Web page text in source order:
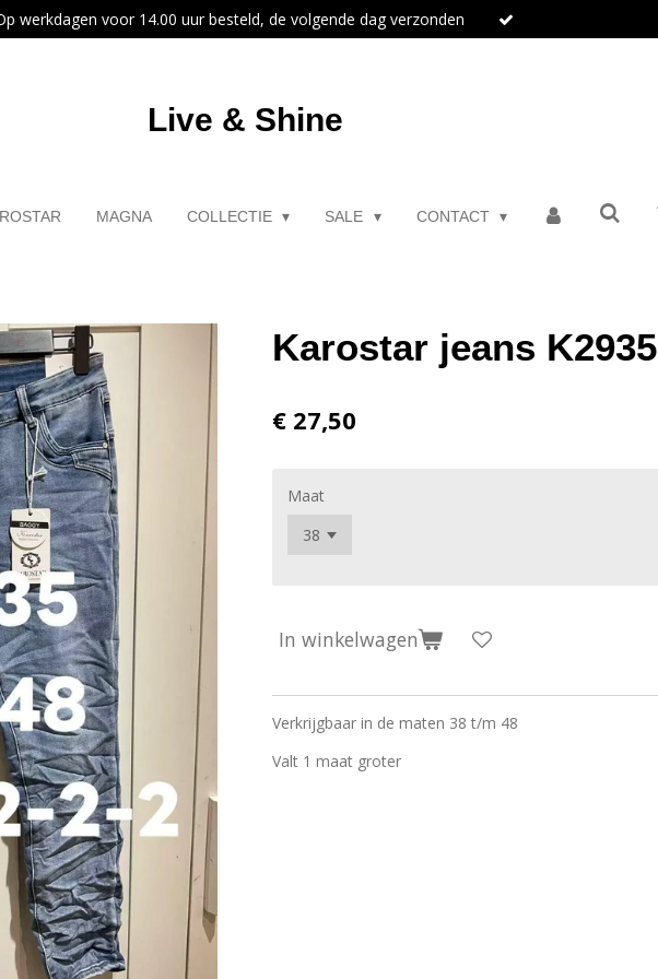
werkdagen voor 14.00 uur besteld, de volgende dag verzonden
Live & Shine
MAGNA COLLECTIE SALE CONTACT
Karostar jeans K2935
€ 27,50
Maat
In winkelwagen
Verkrijgbaar in de maten 38 t/m 48
Valt 1 maat groter